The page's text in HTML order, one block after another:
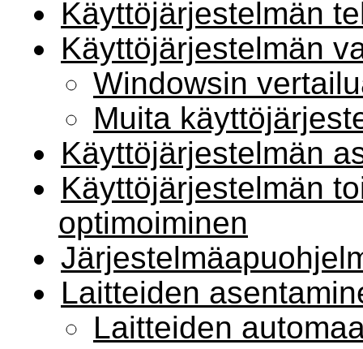
Käyttöjärjestelmän
Käyttöjärjestelmän
Windowsin
Muita
Käyttöjärjestelmän
Käyttöjärjestelmän
optimoiminen
Laitteiden
Laitteiden